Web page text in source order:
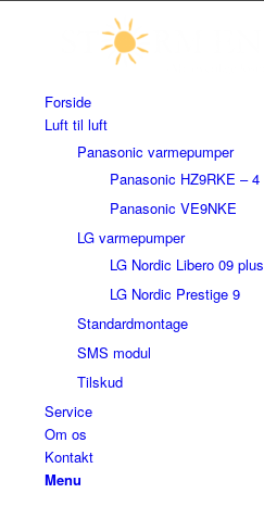
Forside
Luft til luft
Panasonic varmepumper
Panasonic HZ9RKE – 4
Panasonic VE9NKE
LG varmepumper
LG Nordic Libero 09 plus
LG Nordic Prestige 9
Standardmontage
SMS modul
Tilskud
Service
Om os
Kontakt
Menu